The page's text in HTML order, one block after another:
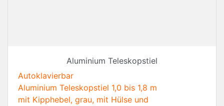
Aluminium Teleskopstiel
Autoklavierbar
Aluminium Teleskopstiel 1,0 bis 1,8 m
mit Kipphebel, grau, mit Hülse und